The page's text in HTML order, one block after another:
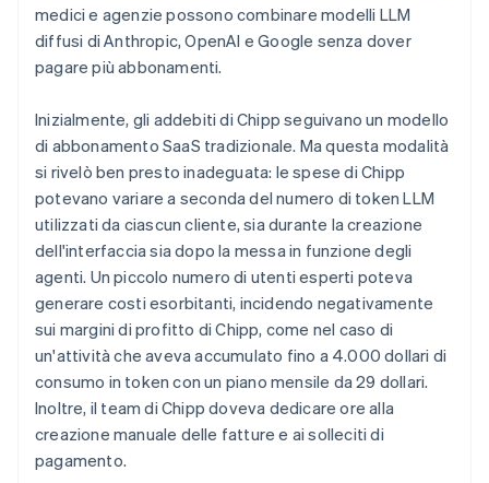
medici e agenzie possono combinare modelli LLM
diffusi di Anthropic, OpenAI e Google senza dover
pagare più abbonamenti.
Inizialmente, gli addebiti di Chipp seguivano un modello
di abbonamento SaaS tradizionale. Ma questa modalità
si rivelò ben presto inadeguata: le spese di Chipp
potevano variare a seconda del numero di token LLM
utilizzati da ciascun cliente, sia durante la creazione
dell'interfaccia sia dopo la messa in funzione degli
agenti. Un piccolo numero di utenti esperti poteva
generare costi esorbitanti, incidendo negativamente
sui margini di profitto di Chipp, come nel caso di
un'attività che aveva accumulato fino a 4.000 dollari di
consumo in token con un piano mensile da 29 dollari.
Inoltre, il team di Chipp doveva dedicare ore alla
creazione manuale delle fatture e ai solleciti di
pagamento.